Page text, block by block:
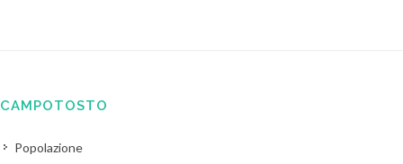
CAMPOTOSTO
Popolazione